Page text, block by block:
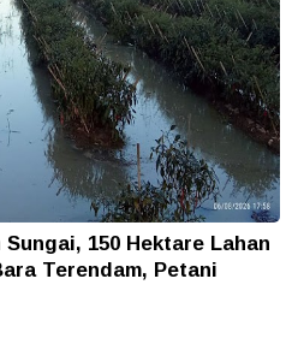
150 Hektare Lahan
Terendam, Petani